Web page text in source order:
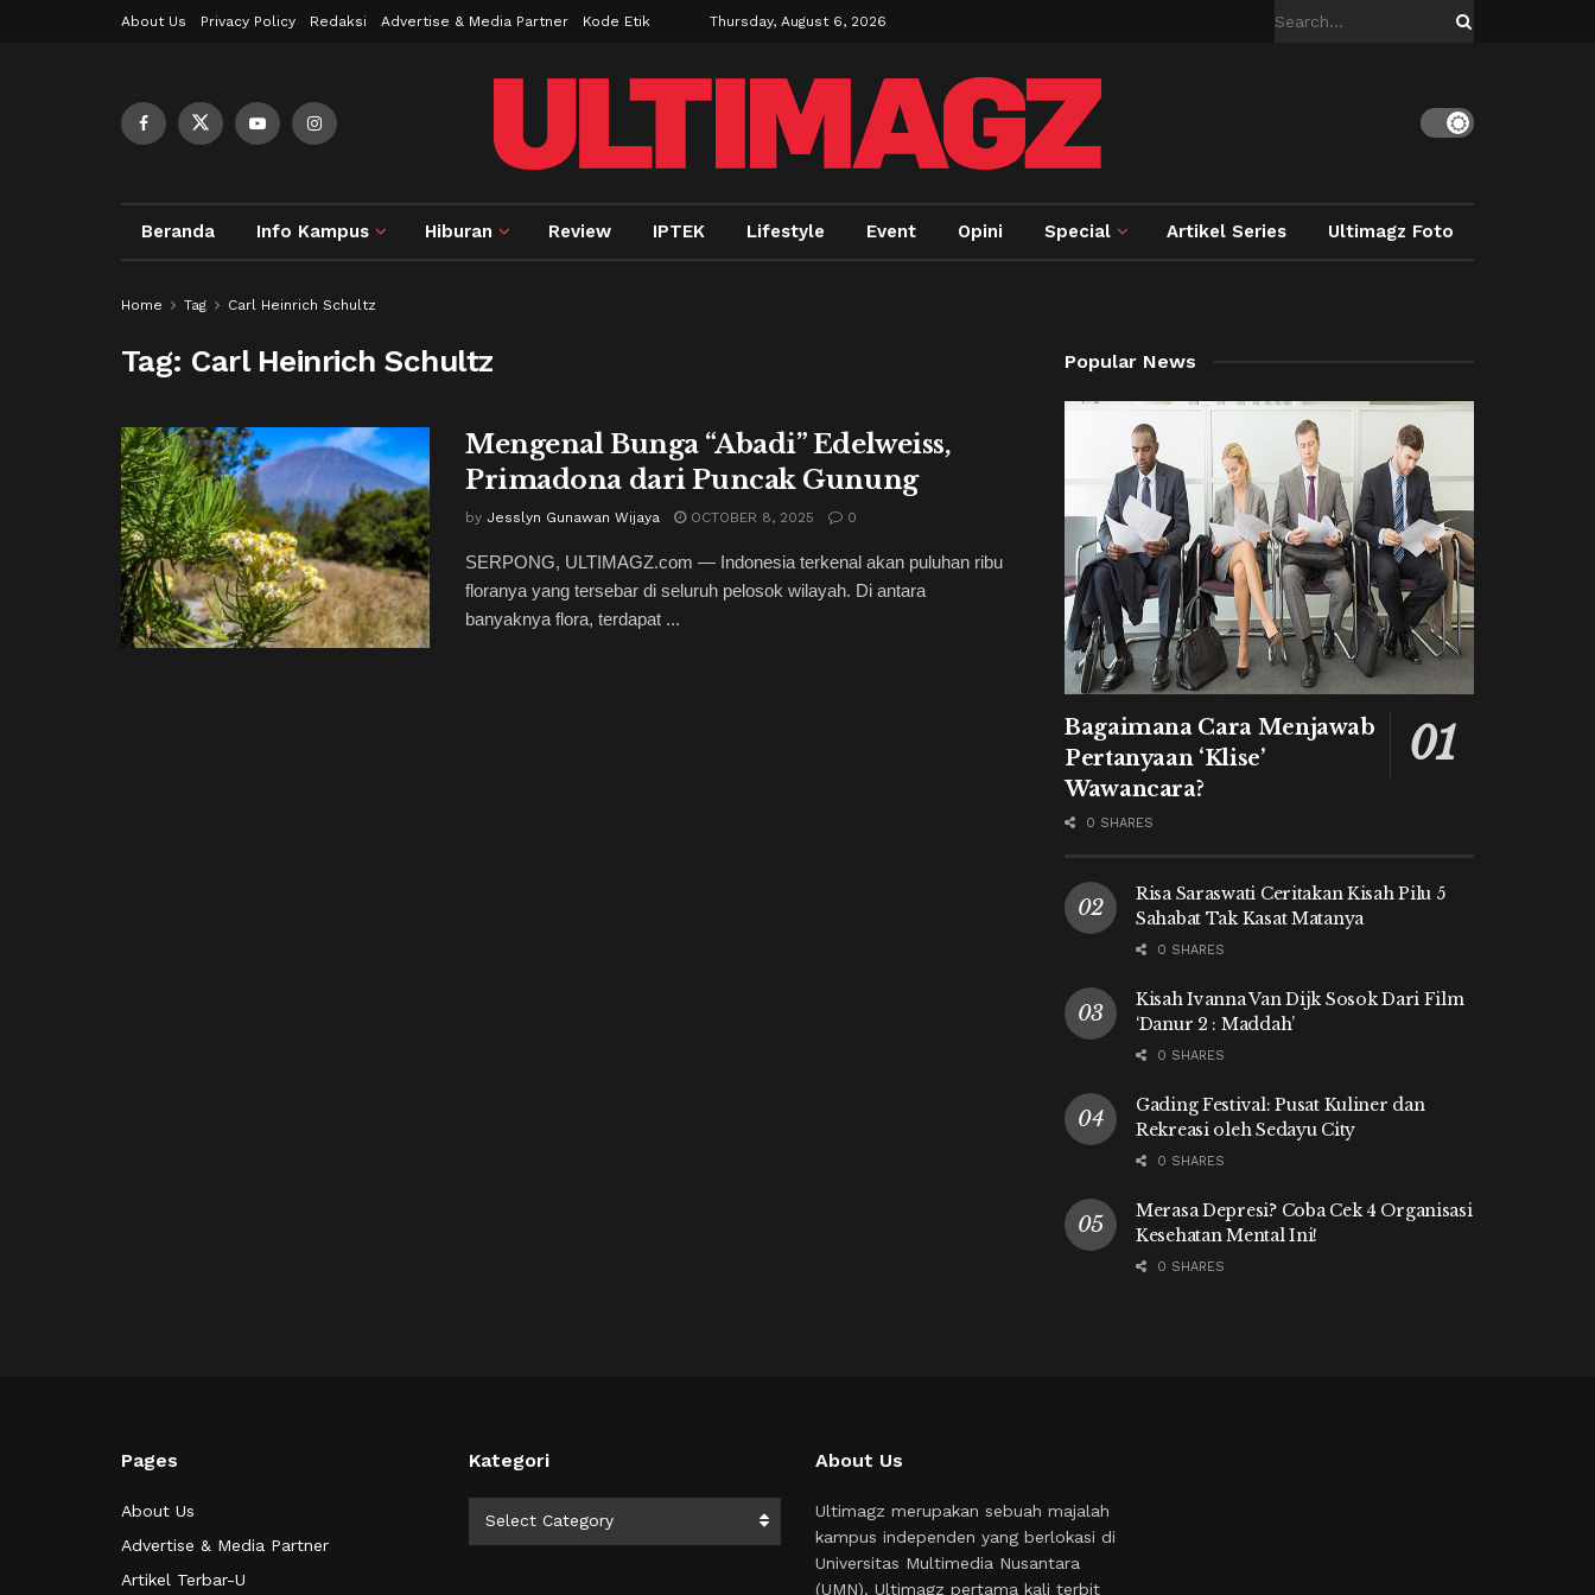
About Us Privacy Policy Redaksi Advertise & Media Partner Kode Etik Thursday, August 6, 2026
Beranda Info Kampus Hiburan Review IPTEK Lifestyle Event Opini Special Artikel Series Ultimagz Foto
Home Tag Carl Heinrich Schultz
Tag: Carl Heinrich Schultz
Mengenal Bunga “Abadi” Edelweiss,
Primadona dari Puncak Gunung
by Jesslyn Gunawan Wijaya OCTOBER 8, 2025 0
SERPONG, ULTIMAGZ.com — Indonesia terkenal akan puluhan ribu
floranya yang tersebar di seluruh pelosok wilayah. Di antara
banyaknya flora, terdapat ...
Popular News
Bagaimana Cara Menjawab
Pertanyaan ‘Klise’
Wawancara?
0 SHARES
Risa Saraswati Ceritakan Kisah Pilu 5
Sahabat Tak Kasat Matanya
0 SHARES
Kisah Ivanna Van Dijk Sosok Dari Film
‘Danur 2 : Maddah’
0 SHARES
Gading Festival: Pusat Kuliner dan
Rekreasi oleh Sedayu City
0 SHARES
Merasa Depresi? Coba Cek 4 Organisasi
Kesehatan Mental Ini!
0 SHARES
Pages
About Us
Advertise & Media Partner
Artikel Terbar-U
Kategori
Select Category
About Us
Ultimagz merupakan sebuah majalah
kampus independen yang berlokasi di
Universitas Multimedia Nusantara
(UMN). Ultimagz pertama kali terbit